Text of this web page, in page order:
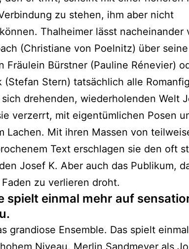
zu stehen, ihm aber nicht
Thalheimer lässt nacheinander
(Christiane von Poelnitz) über seine
Fräulein Bürstner (Pauline Rénevier)
Stern) tatsächlich alle
drehenden, wiederholenden Welt
verzerrt, mit eigentümlichen Posen
Lachen. Mit ihren Massen von
Text erschlagen sie den oft
Josef K. Aber auch das Publikum,
zu verlieren droht.
spielt einmal mehr auf
grandiose Ensemble. Das spielt
Niveau. Merlin Sandmeyer als